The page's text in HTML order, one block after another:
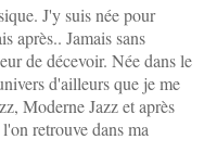
J'y suis née pour
après.. Jamais sans
de décevoir. Née dans le
d'ailleurs que je me
Moderne Jazz et après
retrouve dans ma